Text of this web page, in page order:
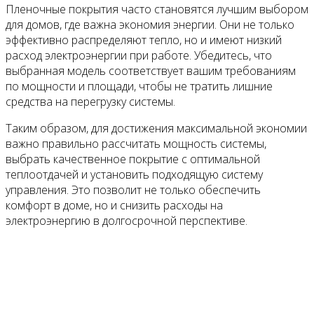
Пленочные покрытия часто становятся лучшим выбором
для домов, где важна экономия энергии. Они не только
эффективно распределяют тепло, но и имеют низкий
расход электроэнергии при работе. Убедитесь, что
выбранная модель соответствует вашим требованиям
по мощности и площади, чтобы не тратить лишние
средства на перегрузку системы.
Таким образом, для достижения максимальной экономии
важно правильно рассчитать мощность системы,
выбрать качественное покрытие с оптимальной
теплоотдачей и установить подходящую систему
управления. Это позволит не только обеспечить
комфорт в доме, но и снизить расходы на
электроэнергию в долгосрочной перспективе.